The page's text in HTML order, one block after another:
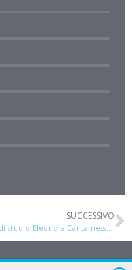
SUCCESSIVO
Borse di studio Eleonora Cantamessa 2016: a dicembre la premiazione